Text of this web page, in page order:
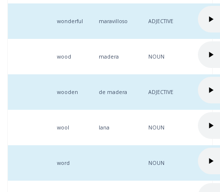
wonderful maravilloso ADJECTIVE
wood madera NOUN
wooden de madera ADJECTIVE
wool lana NOUN
word NOUN